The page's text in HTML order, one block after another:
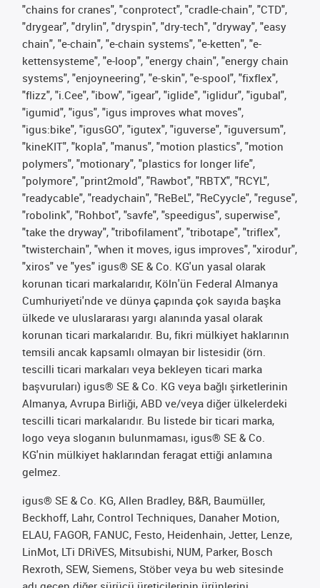
"chains for cranes", "conprotect", "cradle-chain", "CTD",
"drygear", "drylin", "dryspin", "dry-tech", "dryway", "easy
chain", "e-chain", "e-chain systems", "e-ketten", "e-
kettensysteme", "e-loop", "energy chain", "energy chain
systems", "enjoyneering", "e-skin", "e-spool", "fixflex",
"flizz", "i.Cee", "ibow", "igear", "iglide", "iglidur", "igubal",
"igumid", "igus", "igus improves what moves",
"igus:bike", "igusGO", "igutex", "iguverse", "iguversum",
"kineKIT", "kopla", "manus", "motion plastics", "motion
polymers", "motionary", "plastics for longer life",
"polymore", "print2mold", "Rawbot", "RBTX", "RCYL",
"readycable", "readychain", "ReBeL", "ReCyycle", "reguse",
"robolink", "Rohbot", "savfe", "speedigus", superwise",
"take the dryway", "tribofilament", "tribotape", "triflex",
"twisterchain", "when it moves, igus improves", "xirodur",
"xiros" ve "yes" igus® SE & Co. KG'un yasal olarak
korunan ticari markalarıdır, Köln'ün Federal Almanya
Cumhuriyeti'nde ve dünya çapında çok sayıda başka
ülkede ve uluslararası yargı alanında yasal olarak
korunan ticari markalarıdır. Bu, fikri mülkiyet haklarının
temsili ancak kapsamlı olmayan bir listesidir (örn.
tescilli ticari markaları veya bekleyen ticari marka
başvuruları) igus® SE & Co. KG veya bağlı şirketlerinin
Almanya, Avrupa Birliği, ABD ve/veya diğer ülkelerdeki
tescilli ticari markalarıdır. Bu listede bir ticari marka,
logo veya sloganın bulunmaması, igus® SE & Co.
KG'nin mülkiyet haklarından feragat ettiği anlamına
gelmez.
igus® SE & Co. KG, Allen Bradley, B&R, Baumüller,
Beckhoff, Lahr, Control Techniques, Danaher Motion,
ELAU, FAGOR, FANUC, Festo, Heidenhain, Jetter, Lenze,
LinMot, LTi DRiVES, Mitsubishi, NUM, Parker, Bosch
Rexroth, SEW, Siemens, Stöber veya bu web sitesinde